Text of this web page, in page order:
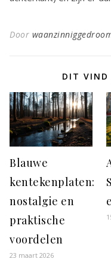
Door
DIT VIND
Blauwe
kentekenplaten:
nostalgie en
praktische
voordelen
23 maart 2026